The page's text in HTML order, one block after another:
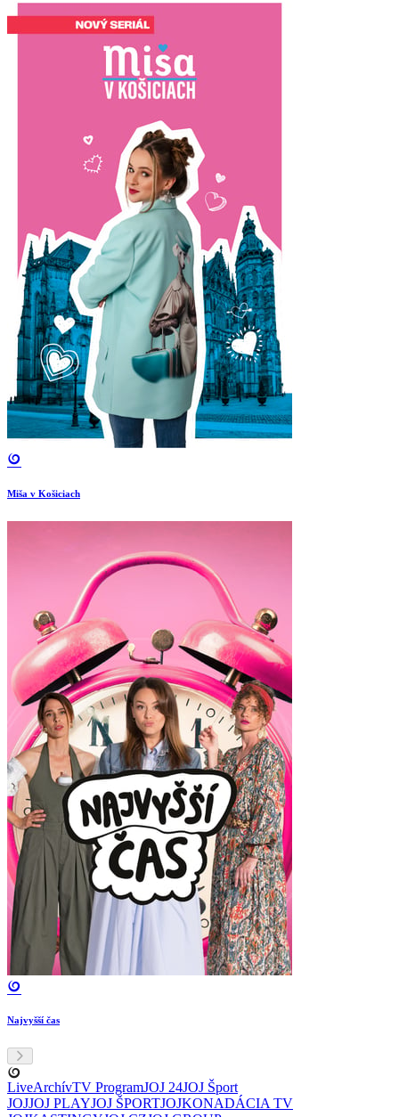
Miša v Košiciach
Najvyšší čas
LiveArchívTV ProgramJOJ 24JOJ Šport
JOJJOJ PLAYJOJ ŠPORTJOJKONADÁCIA TV